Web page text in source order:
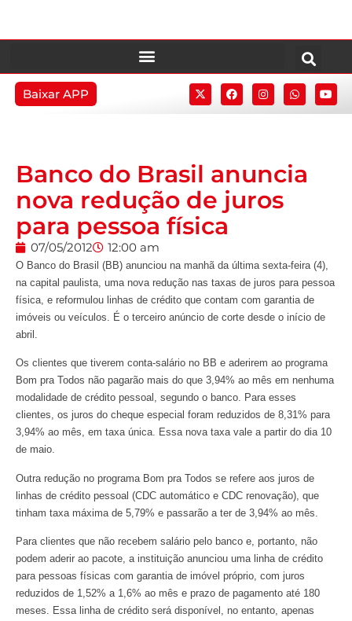
Baixar APP
Banco do Brasil anuncia
nova redução de juros
para pessoa física
07/05/2012 12:00 am
O Banco do Brasil (BB) anunciou na manhã da última sexta-feira (4),
na capital paulista, uma nova redução nas taxas de juros para pessoa
física, e reformulou linhas de crédito que contam com garantia de
imóveis ou veículos. É o terceiro anúncio de corte desde o início de
abril.
Os clientes que tiverem conta-salário no BB e aderirem ao programa
Bom pra Todos não pagarão mais do que 3,94% ao mês em nenhuma
modalidade de crédito pessoal, segundo o banco. Para esses
clientes, os juros do cheque especial foram reduzidos de 8,31% para
3,94% ao mês, em taxa única. Essa nova taxa vale a partir do dia 10
de maio.
Outra redução no programa Bom pra Todos se refere aos juros de
linhas de crédito pessoal (CDC automático e CDC renovação), que
tinham taxa máxima de 5,79% e passarão a ter de 3,94% ao mês.
Para clientes que não recebem salário pelo banco e, portanto, não
podem aderir ao pacote, a instituição anunciou uma linha de crédito
para pessoas físicas com garantia de imóvel próprio, com juros
reduzidos de 1,52% a 1,6% ao mês e prazo de pagamento até 180
meses. Essa linha de crédito será disponível, no entanto, apenas